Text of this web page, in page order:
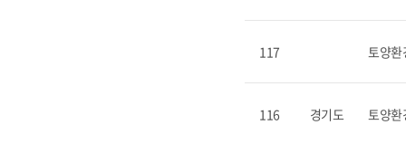
117 토양환
116 경기도 토양환